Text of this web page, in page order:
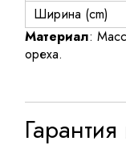
Ширина (cm)
Материал:
ореха.